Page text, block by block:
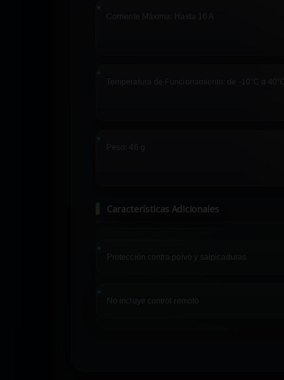
Corriente Máxima: Hasta 16 A
Temperatura de Funcionamiento: de -10°C a 40°C
Peso: 46 g
Características Adicionales
Protección contra polvo y salpicaduras
No incluye control remoto